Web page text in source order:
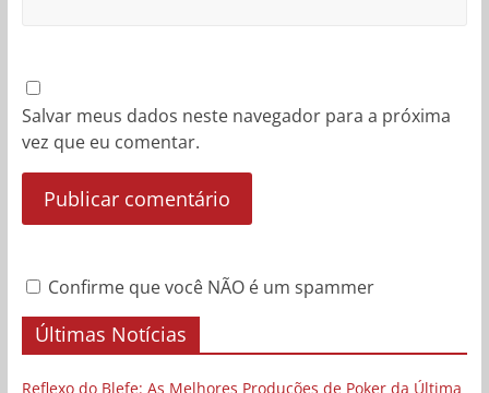
Salvar meus dados neste navegador para a próxima
vez que eu comentar.
Confirme que você NÃO é um spammer
Últimas Notícias
Reflexo do Blefe: As Melhores Produções de Poker da Última